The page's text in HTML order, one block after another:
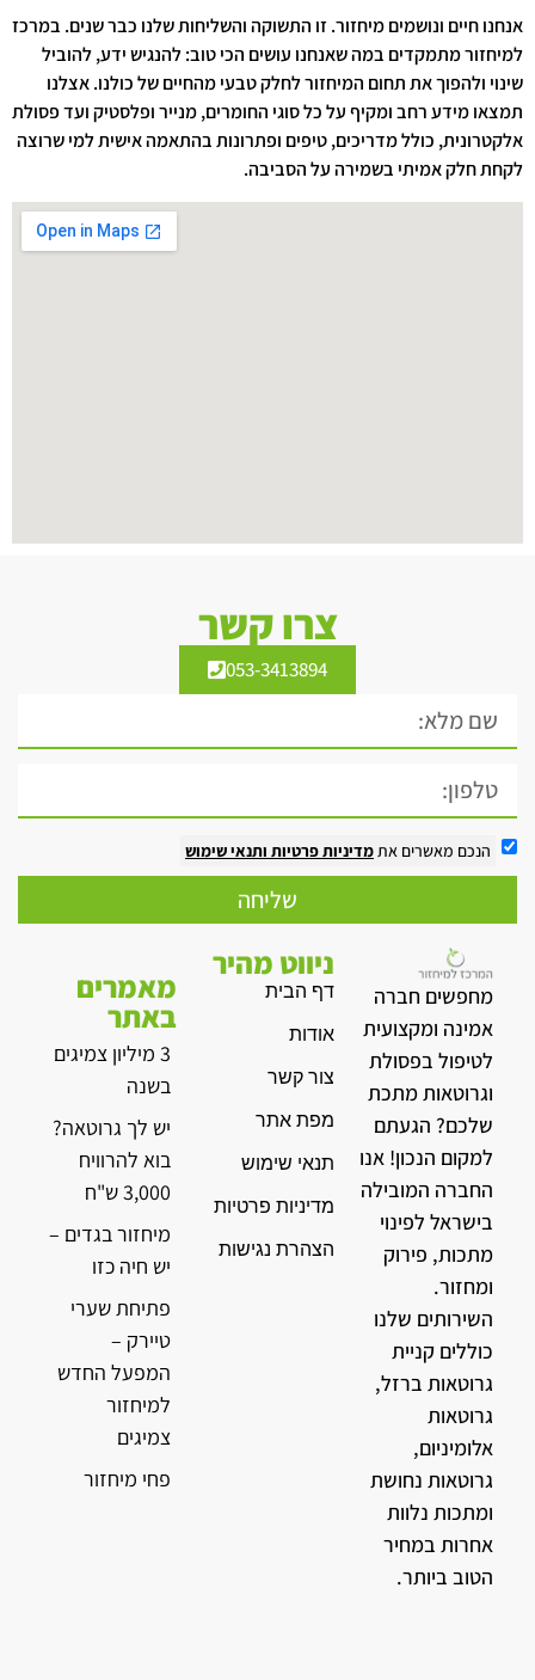
אנחנו חיים ונושמים מיחזור. זו התשוקה והשליחות שלנו כבר שנים. במרכז
למיחזור מתמקדים במה שאנחנו עושים הכי טוב: להנגיש ידע, להוביל
שינוי ולהפוך את תחום המיחזור לחלק טבעי מהחיים של כולנו. אצלנו
תמצאו מידע רחב ומקיף על כל סוגי החומרים, מנייר ופלסטיק ועד פסולת
אלקטרונית, כולל מדריכים, טיפים ופתרונות בהתאמה אישית למי שרוצה
לקחת חלק אמיתי בשמירה על הסביבה.
צרו קשר
053-3413894
הנכם מאשרים אתמדיניות פרטיות ותנאי שימוש
שליחה
מחפשים חברה
אמינה ומקצועית
לטיפול בפסולת
וגרוטאות מתכת
שלכם? הגעתם
למקום הנכון! אנו
החברה המובילה
בישראל לפינוי
מתכות, פירוק
ומחזור.
השירותים שלנו
כוללים קניית
גרוטאות ברזל,
גרוטאות
אלומיניום,
גרוטאות נחושת
ומתכות נלוות
אחרות במחיר
הטוב ביותר.
ניווט מהיר
דף הבית
אודות
צור קשר
מפת אתר
תנאי שימוש
מדיניות פרטיות
הצהרת נגישות
מאמרים
באתר
3 מיליון צמיגים
בשנה
יש לך גרוטאה?
בוא להרוויח
3,000 ש"ח
מיחזור בגדים –
יש חיה כזו
פתיחת שערי
טיירק –
המפעל החדש
למיחזור
צמיגים
פחי מיחזור